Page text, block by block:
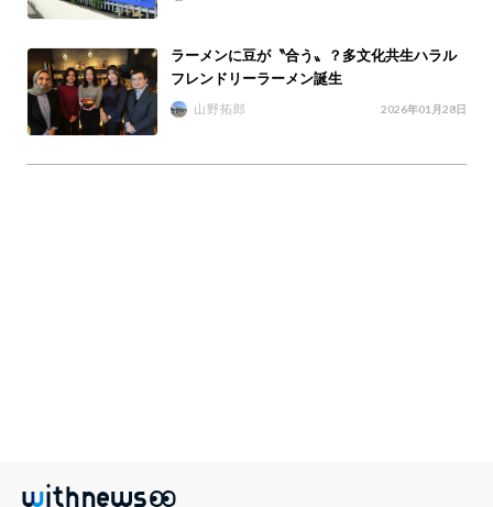
ラーメンに豆が〝合う〟？多文化共生ハラル
フレンドリーラーメン誕生
山野拓郎 2026年01月28日